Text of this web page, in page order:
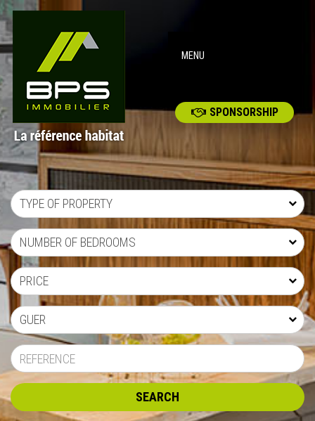
MENU
SPONSORSHIP
TYPE OF PROPERTY
NUMBER OF BEDROOMS
PRICE
GUER
SEARCH